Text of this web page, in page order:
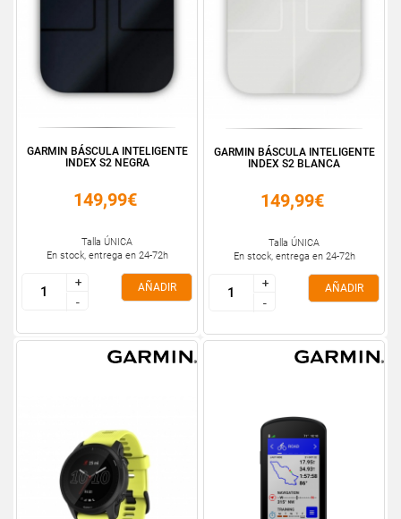
GARMIN BÁSCULA INTELIGENTE
INDEX S2 NEGRA
149,99€
Talla ÚNICA
En stock, entrega en 24-72h
+
-
+
-
AÑADIR
GARMIN BÁSCULA INTELIGENTE
INDEX S2 BLANCA
149,99€
Talla ÚNICA
En stock, entrega en 24-72h
+
-
+
-
AÑADIR